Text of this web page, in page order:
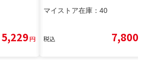
5,229円
マイストア在庫： 40
税込 7,800